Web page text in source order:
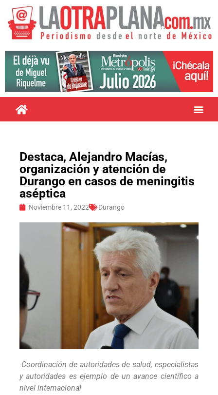
Destaca, Alejandro Macías,
organización y atención de
Durango en casos de meningitis
aséptica
Noviembre 11, 2022 Durango
-Coordinación de autoridades de salud, especialistas
y autoridades es ejemplo de un avance científico a
nivel internacional